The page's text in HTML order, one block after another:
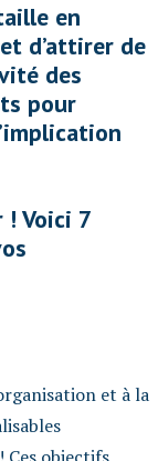
en
d’attirer de
des
pour
! Voici 7
et à la